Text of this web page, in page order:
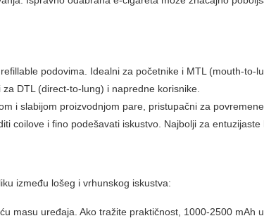
podovima. Idealni za početnike i MTL (mouth-to-
DTL (direct-to-lung) i napredne korisnike.
i slabijom proizvodnjom pare, pristupačni za povremene
coilove i fino podešavati iskustvo. Najbolji za
između lošeg ivrhunskog iskustva:
masu uređaja. Ako tražite praktičnost, 1000-2500 mAh